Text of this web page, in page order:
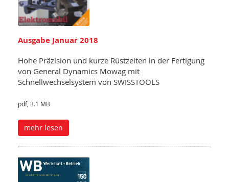
Ausgabe Januar 2018
Hohe Präzision und kurze Rüstzeiten in der Fertigung
von General Dynamics Mowag mit
Schnellwechselsystem von SWISSTOOLS
pdf, 3.1 MB
mehr lesen